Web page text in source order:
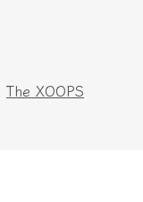
The XOOPS